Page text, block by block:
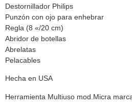
Destornillador Philips
Punzón con ojo para enhebrar
Regla (8 «/20 cm)
Abridor de botellas
Abrelatas
Pelacables
Hecha en USA
Herramienta Multiuso mod.Micra